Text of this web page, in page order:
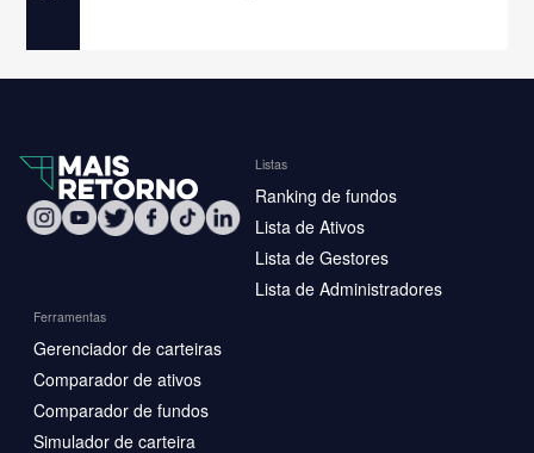
Listas
Ranking de fundos
Lista de Ativos
Lista de Gestores
Lista de Administradores
Ferramentas
Gerenciador de carteiras
Comparador de ativos
Comparador de fundos
Simulador de carteira